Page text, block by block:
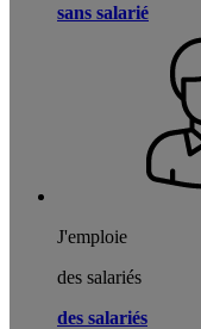
sans salarié
J'emploie
des salariés
des salariés